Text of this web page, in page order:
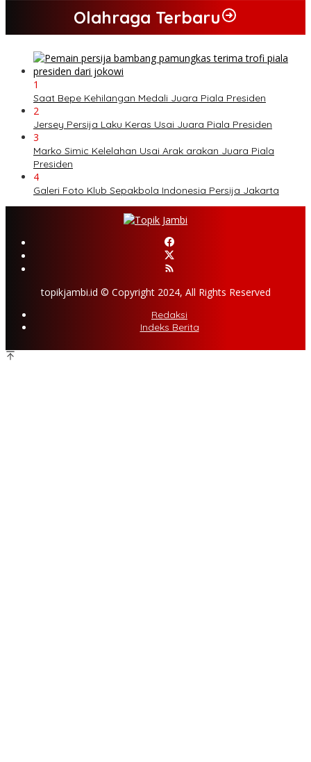
Olahraga Terbaru
1
Saat Bepe Kehilangan Medali Juara Piala Presiden
2
Jersey Persija Laku Keras Usai Juara Piala Presiden
3
Marko Simic Kelelahan Usai Arak arakan Juara Piala
Presiden
4
Galeri Foto Klub Sepakbola Indonesia Persija Jakarta
topikjambi.id © Copyright 2024, All Rights Reserved
Redaksi
Indeks Berita